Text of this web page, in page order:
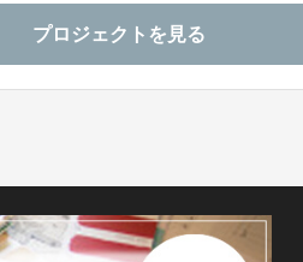
プロジェクトを見る